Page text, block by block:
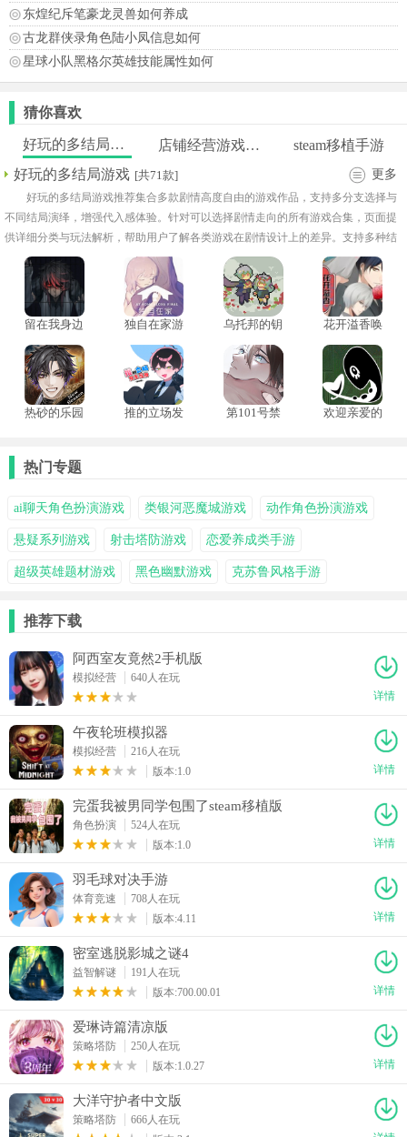
东煌纪斥笔豪龙灵兽如何养成
古龙群侠录角色陆小凤信息如何
星球小队黑格尔英雄技能属性如何
猜你喜欢
好玩的多结局游戏 店铺经营游戏大全
steam移植手游
好玩的多结局游戏 [共71款] 更多
好玩的多结局游戏推荐集合多款剧情高度自由的游戏作品，支持多分支选择与
不同结局演绎，增强代入感体验。针对可以选择剧情走向的所有游戏合集，页面提
供详细分类与玩法解析，帮助用户了解各类游戏在剧情设计上的差异。支持多种结
局的手机游戏下载渠道，让玩家沉浸在不断变化的故事世界中。
留在我身边
独自在家游
乌托邦的钥
花开溢香唤
热砂的乐园
推的立场发
第101号禁
欢迎亲爱的
热门专题
ai聊天角色扮演游戏 类银河恶魔城游戏 动作角色扮演游戏
悬疑系列游戏 射击塔防游戏 恋爱养成类手游
超级英雄题材游戏 黑色幽默游戏 克苏鲁风格手游
推荐下载
阿西室友竟然2手机版
模拟经营
640人在玩
详情
午夜轮班模拟器
模拟经营
216人在玩
版本:1.0
详情
完蛋我被男同学包围了steam移植版
角色扮演
524人在玩
版本:1.0
详情
羽毛球对决手游
体育竞速
708人在玩
版本:4.11
详情
密室逃脱影城之谜4
益智解谜
191人在玩
版本:700.00.01
详情
爱琳诗篇清凉版
策略塔防
250人在玩
版本:1.0.27
详情
大洋守护者中文版
策略塔防
666人在玩